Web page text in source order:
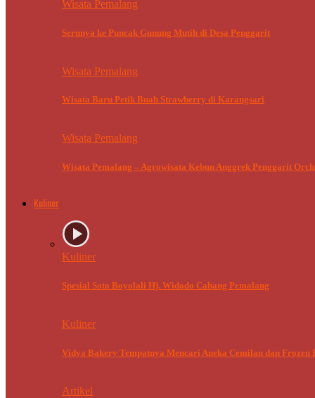
Wisata Pemalang
Serunya ke Puncak Gunung Mutih di Desa Penggarit
Wisata Pemalang
Wisata Baru Petik Buah Strawberry di Karangsari
Wisata Pemalang
Wisata Pemalang – Agrowisata Kebun Anggrek Penggarit
Kuliner
Kuliner
Spesial Soto Boyolali Hj. Widodo Cabang Pemalang
Kuliner
Vidya Bakery Tempatnya Mencari Aneka Cemilan dan Frozen
Artikel